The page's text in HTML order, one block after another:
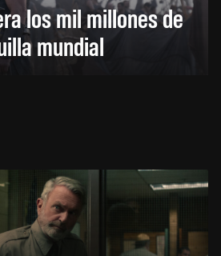
los mil millones de
mundial